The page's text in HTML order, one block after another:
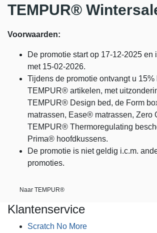
TEMPUR®
Voorwaarden:
De promotie start op 17-12-2025 en
met 15-02-2026.
Tijdens de promotie ontvangt u
TEMPUR® artikelen, met
TEMPUR® Design bed, de Form
matrassen, Ease® matrassen, Zero
TEMPUR® Thermoregulating
Prima® hoofdkussens.
De promotie is niet geldig i.c.m.
promoties.
Naar TEMPUR®
Klantenservice
Scratch No More